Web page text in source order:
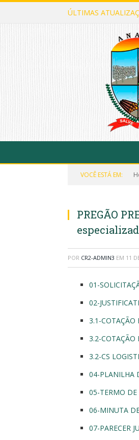
ÚLTIMAS
VOCÊ ESTÁ EM:
PREGÃO
POR CR2-ADMIN3 EM 11
01-
02-
3.1-COTAÇÃO
3.2-COTAÇÃO
3.2-CS
04-PLANILHA
05-TERMO DE
06-MINUTA
07-PARECER